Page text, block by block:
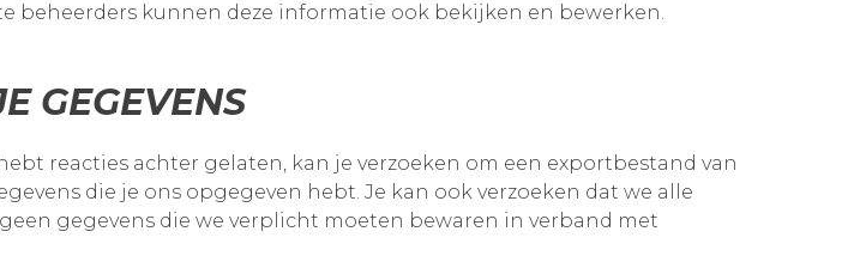
beheerders kunnen deze informatie ook bekijken en bewerken.
GEGEVENS
reacties achter gelaten, kan je verzoeken om een exportbestand van
die je ons opgegeven hebt. Je kan ook verzoeken dat we alle
gegevens die we verplicht moeten bewaren in verband met